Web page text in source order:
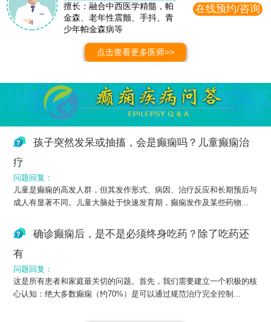
擅长：融合中西医学精髓，帕
金森、老年性震颤、手抖、青
少年帕金森病等
在线预约/咨询
点击查看更多医师>>
孩子突然发呆或抽搐，会是癫痫吗？儿童癫痫治
疗
问题回复：
儿童是癫痫的高发人群，但其发作形式、病因、治疗反应和长期预后与
成人有显著不同。儿童大脑处于快速发育期，癫痫发作及某些药物...
确诊癫痫后，是不是必须终身吃药？除了吃药还
有
问题回复：
这是所有患者和家庭最关切的问题。首先，我们需要建立一个积极的核
心认知：绝大多数癫痫（约70%）是可以通过规范治疗完全控制...